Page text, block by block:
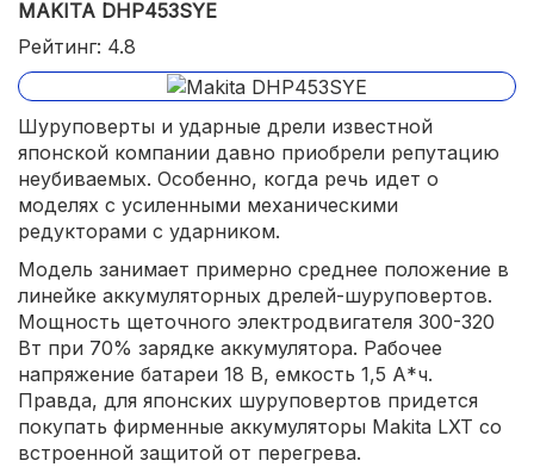
MAKITA DHP453SYE
Рейтинг: 4.8
Шуруповерты и ударные дрели известной
японской компании давно приобрели репутацию
неубиваемых. Особенно, когда речь идет о
моделях с усиленными механическими
редукторами с ударником.
Модель занимает примерно среднее положение в
линейке аккумуляторных дрелей-шуруповертов.
Мощность щеточного электродвигателя 300-320
Вт при 70% зарядке аккумулятора. Рабочее
напряжение батареи 18 В, емкость 1,5 А*ч.
Правда, для японских шуруповертов придется
покупать фирменные аккумуляторы Makita LXT со
встроенной защитой от перегрева.